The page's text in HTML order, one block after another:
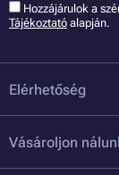
Hozzájárulok a
Tájékoztató alapján.
Elérhetőség
Vásároljon